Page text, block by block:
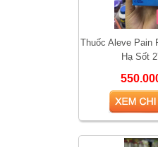
Thuốc Aleve Pain
Hạ Sốt